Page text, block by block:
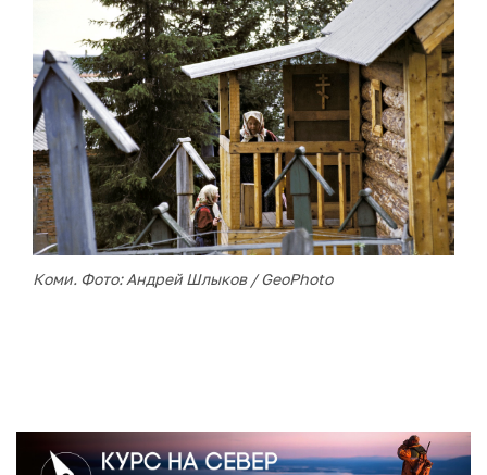
Коми. Фото: Андрей Шлыков / GeoPhoto